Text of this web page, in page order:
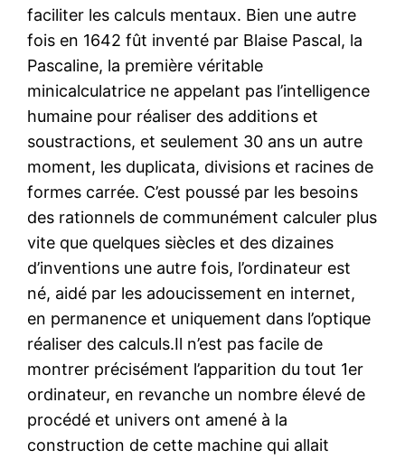
faciliter les calculs mentaux. Bien une autre
fois en 1642 fût inventé par Blaise Pascal, la
Pascaline, la première véritable
minicalculatrice ne appelant pas l’intelligence
humaine pour réaliser des additions et
soustractions, et seulement 30 ans un autre
moment, les duplicata, divisions et racines de
formes carrée. C’est poussé par les besoins
des rationnels de communément calculer plus
vite que quelques siècles et des dizaines
d’inventions une autre fois, l’ordinateur est
né, aidé par les adoucissement en internet,
en permanence et uniquement dans l’optique
réaliser des calculs.Il n’est pas facile de
montrer précisément l’apparition du tout 1er
ordinateur, en revanche un nombre élevé de
procédé et univers ont amené à la
construction de cette machine qui allait